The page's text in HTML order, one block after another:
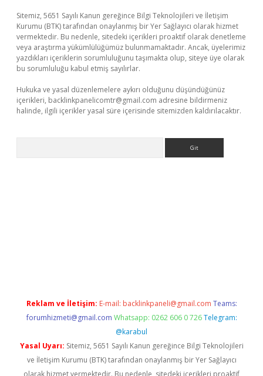
Sitemiz, 5651 Sayılı Kanun gereğince Bilgi Teknolojileri ve İletişim
Kurumu (BTK) tarafından onaylanmış bir Yer Sağlayıcı olarak hizmet
vermektedir. Bu nedenle, sitedeki içerikleri proaktif olarak denetleme
veya araştırma yükümlülüğümüz bulunmamaktadır. Ancak, üyelerimiz
yazdıkları içeriklerin sorumluluğunu taşımakta olup, siteye üye olarak
bu sorumluluğu kabul etmiş sayılırlar.
Hukuka ve yasal düzenlemelere aykırı olduğunu düşündüğünüz
içerikleri, backlinkpanelicomtr@gmail.com adresine bildirmeniz
halinde, ilgili içerikler yasal süre içerisinde sitemizden kaldırılacaktır.
Reklam ve İletişim: E-mail: backlinkpaneli@gmail.com Teams:
forumhizmeti@gmail.com Whatsapp: 0262 606 0 726 Telegram:
@karabul
Yasal Uyarı: Sitemiz, 5651 Sayılı Kanun gereğince Bilgi Teknolojileri
ve İletişim Kurumu (BTK) tarafından onaylanmış bir Yer Sağlayıcı
olarak hizmet vermektedir. Bu nedenle, sitedeki içerikleri proaktif